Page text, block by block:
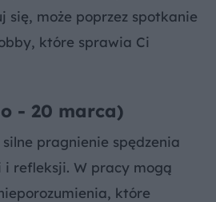
się, może poprzez spotkanie
które sprawia Ci
- 20 marca)
silne pragnienie spędzenia
i refleksji. W pracy mogą
które